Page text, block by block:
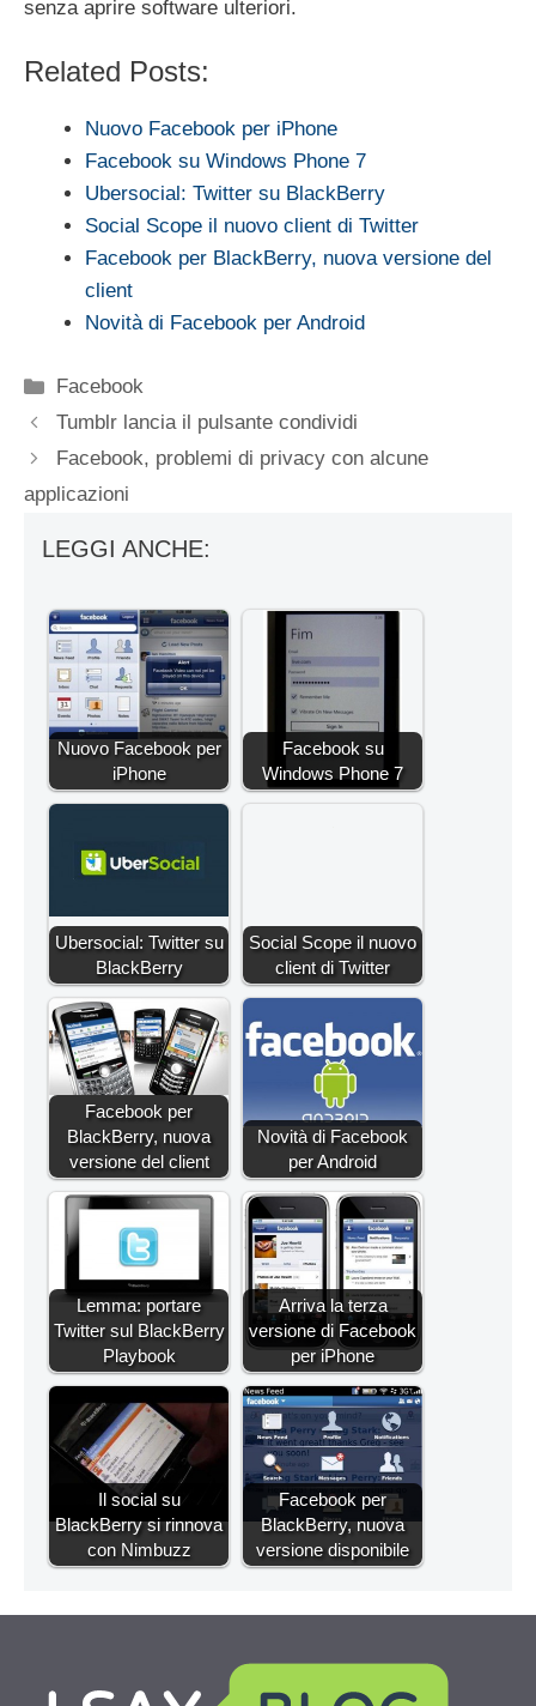
senza aprire software ulteriori.
Related Posts:
Nuovo Facebook per iPhone
Facebook su Windows Phone 7
Ubersocial: Twitter su BlackBerry
Social Scope il nuovo client di Twitter
Facebook per BlackBerry, nuova versione del
client
Novità di Facebook per Android
Categorie
Facebook
Tumblr lancia il pulsante condividi
Facebook, problemi di privacy con alcune
applicazioni
LEGGI ANCHE:
Nuovo Facebook per
iPhone
Facebook su
Windows Phone 7
Ubersocial: Twitter su
BlackBerry
Social Scope il nuovo
client di Twitter
Facebook per
BlackBerry, nuova
versione del client
Novità di Facebook
per Android
Lemma: portare
Twitter sul BlackBerry
Playbook
Arriva la terza
versione di Facebook
per iPhone
Il social su
BlackBerry si rinnova
con Nimbuzz
Facebook per
BlackBerry, nuova
versione disponibile